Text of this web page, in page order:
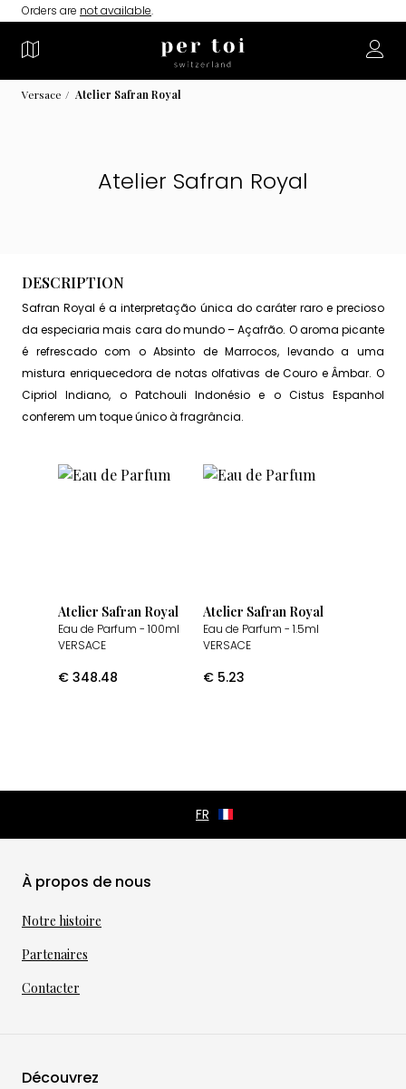
Orders are not available.
Versace Atelier Safran Royal
Atelier Safran Royal
DESCRIPTION
Safran Royal é a interpretação única do caráter raro e precioso
da especiaria mais cara do mundo – Açafrão. O aroma picante
é refrescado com o Absinto de Marrocos, levando a uma
mistura enriquecedora de notas olfativas de Couro e Âmbar. O
Cipriol Indiano, o Patchouli Indonésio e o Cistus Espanhol
conferem um toque único à fragrância.
Atelier Safran Royal
Eau de Parfum - 100ml
VERSACE
€ 348.48
Atelier Safran Royal
Eau de Parfum - 1.5ml
VERSACE
€ 5.23
À propos de nous
Notre histoire
Partenaires
Contacter
Découvrez